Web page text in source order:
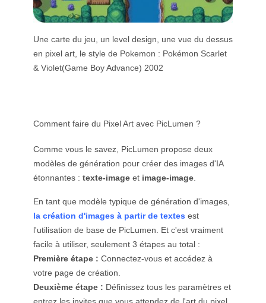
Une carte du jeu, un level design, une vue du dessus
en pixel art, le style de Pokemon : Pokémon Scarlet
& Violet(Game Boy Advance) 2002
Comment faire du Pixel Art avec PicLumen ?
Comme vous le savez, PicLumen propose deux
modèles de génération pour créer des images d'IA
étonnantes : texte-image et image-image
En tant que modèle typique de génération d'images,
la création d'images à partir de textes est
l'utilisation de base de PicLumen. Et c'est vraiment
facile à utiliser, seulement 3 étapes au total :
Première étape : Connectez-vous et accédez à
votre page de création.
Deuxième étape : Définissez tous les paramètres et